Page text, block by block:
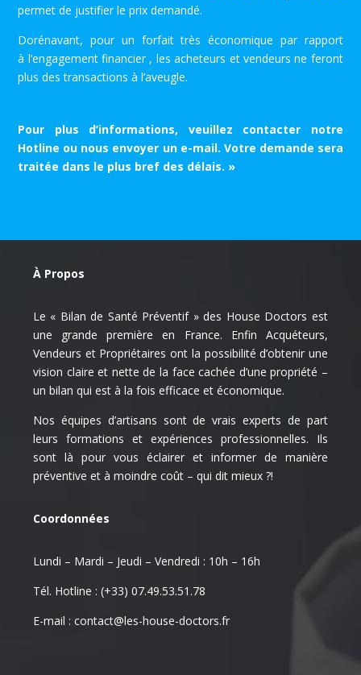
permet de justifier le prix demandé.
Dorénavant, pour un forfait très économique par rapport
à l’engagement financier , les acheteurs et vendeurs ne feront
plus des transactions à l’aveugle.
Pour plus d’informations, veuillez contacter notre
Hotline ou nous envoyer un e-mail. Votre demande sera
traitée dans le plus bref des délais. »
À Propos
Le « Bilan de Santé Préventif » des House Doctors est
une grande première en France. Enfin Acquéteurs,
Vendeurs et Propriétaires ont la possibilité d’obtenir une
vision claire et nette de la face cachée d’une propriété –
un bilan qui est à la fois efficace et économique.
Nos équipes d’artisans sont de vrais experts de part
leurs formations et expériences professionnelles. Ils
sont là pour vous éclairer et informer de manière
préventive et à moindre coût – qui dit mieux ?!
Coordonnées
Lundi – Mardi – Jeudi – Vendredi : 10h – 16h
Tél. Hotline : (+33) 07.49.53.51.78
E-mail : contact@les-house-doctors.fr